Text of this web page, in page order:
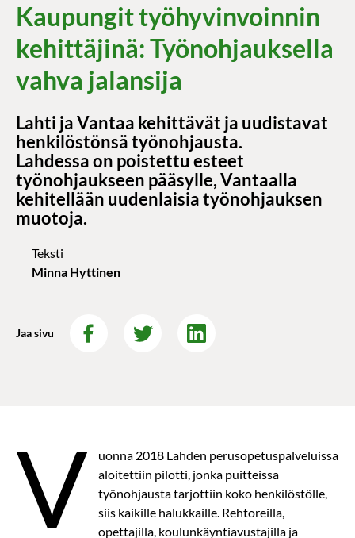
Kaupungit työhyvinvoinnin
kehittäjinä: Työnohjauksella
vahva jalansija
Lahti ja Vantaa kehittävät ja uudistavat
henkilöstönsä työnohjausta.
Lahdessa on poistettu esteet
työnohjaukseen pääsylle, Vantaalla
kehitellään uudenlaisia työnohjauksen
muotoja.
Teksti
Minna Hyttinen
Jaa sivu
V
uonna 2018 Lahden perusopetuspalveluissa
aloitettiin pilotti, jonka puitteissa
työnohjausta tarjottiin koko henkilöstölle,
siis kaikille halukkaille. Rehtoreilla,
opettajilla, koulunkäyntiavustajilla ja